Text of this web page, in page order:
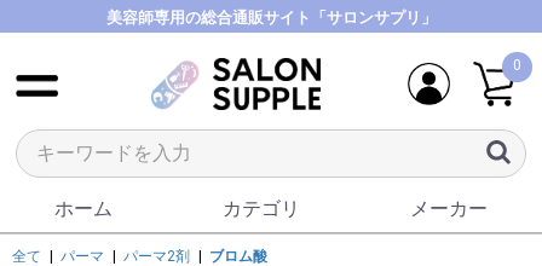
美容師専用の総合通販サイト「サロンサプリ」
0
ホーム カテゴリ メーカー
全て パーマ パーマ2剤 ブロム酸